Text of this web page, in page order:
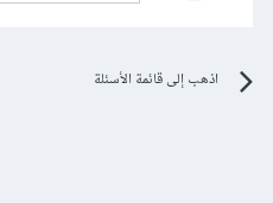
اذهب إلى قائمة الأسئلة